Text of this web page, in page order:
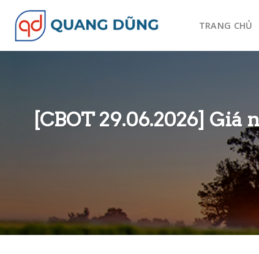
content
TRANG CHỦ
[CBOT 29.06.2026]